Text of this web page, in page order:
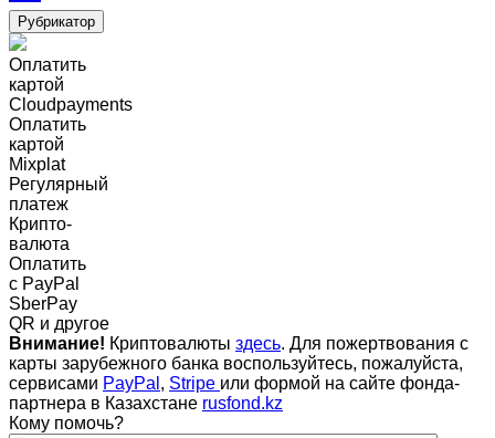
Рубрикатор
Оплатить
картой
Cloudpayments
Оплатить
картой
Mixplat
Регулярный
платеж
Крипто-
валюта
Оплатить
c PayPal
SberPay
QR и другое
Внимание! Криптовалюты здесь. Для пожертвования с
карты зарубежного банка воспользуйтесь, пожалуйста,
сервисами PayPal , Stripe или формой на сайте фонда-
партнера в Казахстане rusfond.kz
Кому помочь?